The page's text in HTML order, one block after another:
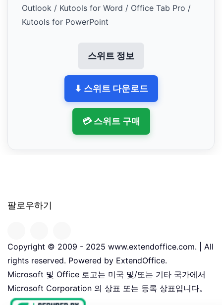
Outlook / Kutools for Word / Office Tab Pro /
Kutools for PowerPoint
스위트 정보
⬇ 스위트 다운로드
💳 스위트 구매
팔로우하기
Copyright © 2009 - 2025 www.extendoffice.com. | All
rights reserved. Powered by ExtendOffice.
Microsoft 및 Office 로고는 미국 및/또는 기타 국가에서
Microsoft Corporation 의 상표 또는 등록 상표입니다。